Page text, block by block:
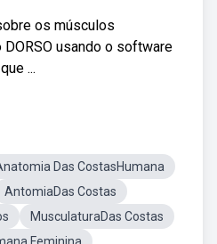
os músculos
usando o software
...
Das CostasHumana
AntomiaDas Costas
MusculaturaDas Costas